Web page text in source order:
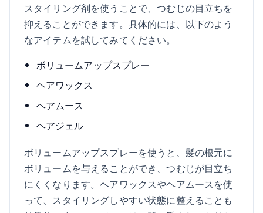
スタイリング剤を使うことで、つむじの目立ちを
抑えることができます。具体的には、以下のよう
なアイテムを試してみてください。
ボリュームアップスプレー
ヘアワックス
ヘアムース
ヘアジェル
ボリュームアップスプレーを使うと、髪の根元に
ボリュームを与えることができ、つむじが目立ち
にくくなります。ヘアワックスやヘアムースを使
って、スタイリングしやすい状態に整えることも